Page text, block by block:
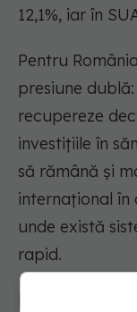
12,1%, iar în
Pentru
presiune
recupereze
investițiile în
să rămână și
internațional în
unde există
rapid.
Rapoartele